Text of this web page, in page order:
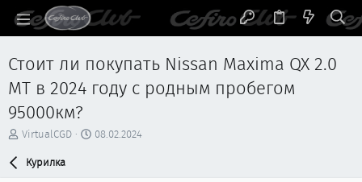
Стоит ли покупать Nissan Maxima QX 2.0
MT в 2024 году с родным пробегом
95000км?
А
VirtualCGD
Д
08.02.2024
Курилка